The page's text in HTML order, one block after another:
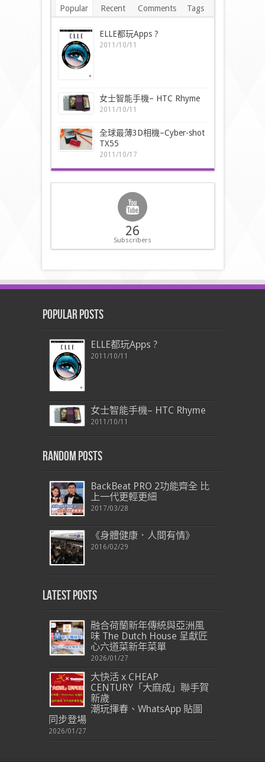
Popular Recent Comments Tags
ELLE都玩Apps ?
2011/10/11
女士智能手機– HTC Rhyme
2011/10/11
全球最薄3D相機–Cyber-shot
TX55
2011/10/17
26
Subscribers
Popular Posts
ELLE都玩Apps ?
2011/10/11
女士智能手機– HTC Rhyme
2011/10/11
Random Posts
BackBeat PRO 2功能齊全 比
上一代更輕更細
2017/03/28
《身體健康．人間有情》
2016/02/29
Latest Posts
融合荷蘭新年傳統與亞洲風
味 The Dutch House 呈獻匠
心六道菜新年菜單
2026/01/27
大快活 x CHEAP
CENTURY「大麻成」聯手賀
新歲
潮玩揮春、WhatsApp 貼圖
同步登場
2026/01/27